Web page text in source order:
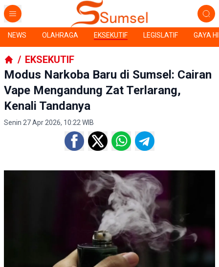
NEWS OLAHRAGA EKSEKUTIF LEGISLATIF GAYA
/ EKSEKUTIF
Modus Narkoba Baru di Sumsel: Cairan
Vape Mengandung Zat Terlarang,
Kenali Tandanya
Senin 27 Apr 2026, 10:22 WIB